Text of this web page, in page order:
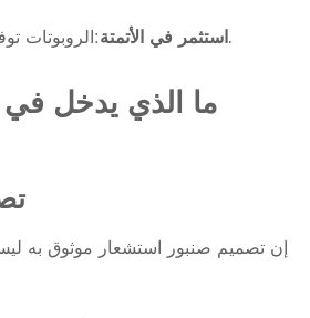
استثمر في الأتمتة:الروبوتات توفر الوقت والمال.
ما الذي يدخل
إن تصميم صنبور استشعار موثوق به